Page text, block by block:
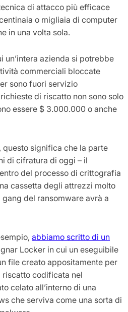
di attacco più efficace
o migliaia di computer
in una volta sola.
un’intera azienda si potrebbe
commerciali bloccate
sono fuori servizio
di riscatto non sono solo
essere $ 3.000.000 o anche
questo significa che la parte
di cifratura di oggi – il
del processo di crittografia
cassetta degli attrezzi molto
del ransomware avrà a
abbiamo scritto di un
Locker in cui un eseguibile
file creato appositamente per
riscatto codificata nel
celato all’interno di una
che serviva come una sorta di